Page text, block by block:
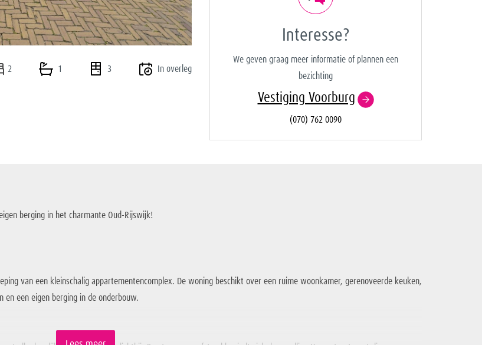
2 1 3 In overleg
Interesse?
We geven graag meer informatie of plannen een
bezichting
Vestiging Voorburg
(070) 762 0090
berging in het charmante Oud-Rijswijk!
van een kleinschalig appartementencomplex. De woning beschikt over een ruime woonkamer, gerenoveerde keuken,
een eigen berging in de onderbouw.